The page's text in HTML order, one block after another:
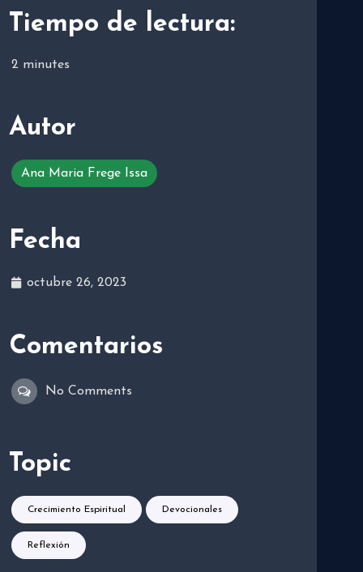
Tiempo de lectura:
2 minutes
Autor
Ana Maria Frege Issa
Fecha
octubre 26, 2023
Comentarios
No Comments
Topic
Crecimiento Espiritual Devocionales
Reflexión